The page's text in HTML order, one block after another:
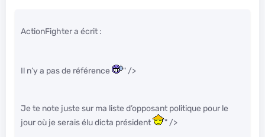
ActionFighter a écrit :
Il n’y a pas de référence " />
Je te note juste sur ma liste d’opposant politique pour le
jour où je serais élu dicta président
" />